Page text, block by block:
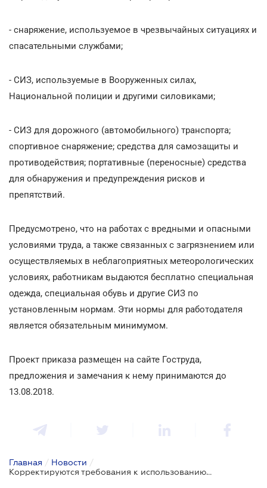
- снаряжение, используемое в чрезвычайных ситуациях и
спасательными службами;
- СИЗ, используемые в Вооруженных силах,
Национальной полиции и другими силовиками;
- СИЗ для дорожного (автомобильного) транспорта;
спортивное снаряжение; средства для самозащиты и
противодействия; портативные (переносные) средства
для обнаружения и предупреждения рисков и
препятствий.
Предусмотрено, что на работах с вредными и опасными
условиями труда, а также связанных с загрязнением или
осуществляемых в неблагоприятных метеорологических
условиях, работникам выдаются бесплатно специальная
одежда, специальная обувь и другие СИЗ по
установленным нормам. Эти нормы для работодателя
является обязательным минимумом.
Проект приказа размещен на сайте Гоструда,
предложения и замечания к нему принимаются до
13.08.2018.
Главная / Новости /
Корректируются требования к использованию средств индивидуальной защиты работников